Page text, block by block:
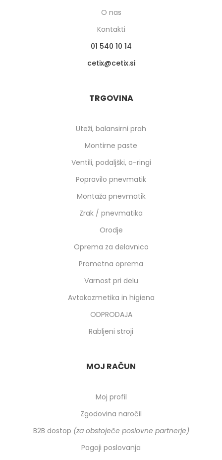
O nas
Kontakti
01 540 10 14
cetix
cetix.si
TRGOVINA
Uteži, balansirni prah
Montirne paste
Ventili, podaljški, o-ringi
Popravilo pnevmatik
Montaža pnevmatik
Zrak / pnevmatika
Orodje
Oprema za delavnico
Prometna oprema
Varnost pri delu
Avtokozmetika in higiena
ODPRODAJA
Rabljeni stroji
MOJ RAČUN
Moj profil
Zgodovina naročil
B2B dostop (za obstoječe poslovne partnerje)
Pogoji poslovanja